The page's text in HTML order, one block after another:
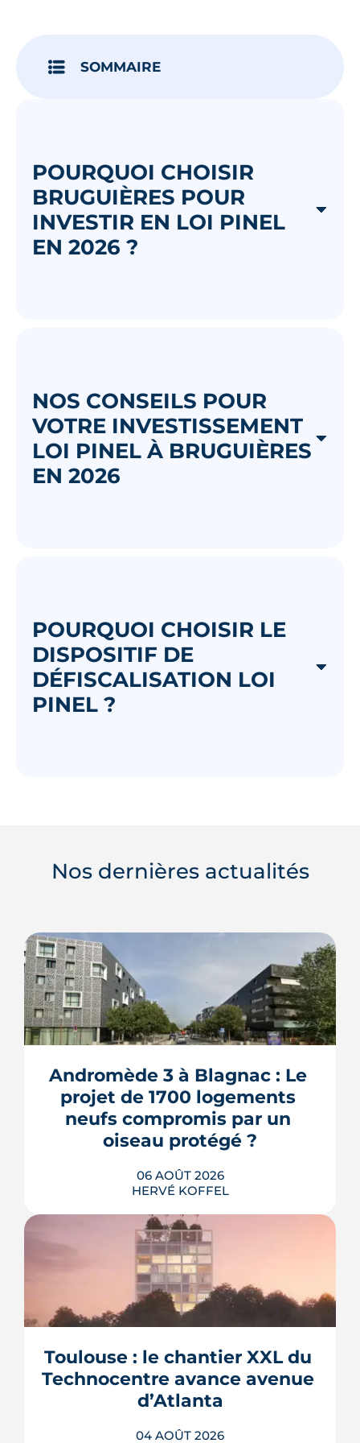
SOMMAIRE
POURQUOI CHOISIR
BRUGUIÈRES POUR
INVESTIR EN LOI PINEL
EN 2026 ?
NOS CONSEILS POUR
VOTRE INVESTISSEMENT
LOI PINEL À BRUGUIÈRES
EN 2026
POURQUOI CHOISIR LE
DISPOSITIF DE
DÉFISCALISATION LOI
PINEL ?
Nos dernières actualités
Andromède 3 à Blagnac : Le
projet de 1700 logements
neufs compromis par un
oiseau protégé ?
06 AOÛT 2026
HERVÉ KOFFEL
La troisième et dernière phase de
l'écoquartier Andromède doit livrer
près de 1 700 logements à partir de
protégé, la cisticole des joncs, contraint
fortement le plan d'aménagement et
repousse un calendrier déjà tendu.
LIRE L'ARTICLE
Toulouse : le chantier XXL du
Technocentre avance avenue
d’Atlanta
04 AOÛT 2026